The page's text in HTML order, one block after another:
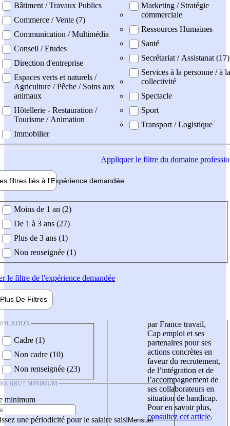
Bâtiment / Travaux Publics
Commerce / Vente (7)
Communication / Multimédia
Conseil / Etudes
Direction d'entreprise
Espaces verts et naturels /
Agriculture / Pêche / Soins aux
animaux
Hôtellerie - Restauration /
Tourisme / Animation
Immobilier
Marketing / Stratégie
commerciale
Ressources Humaines
Santé
Secrétariat / Assistanat (17)
Services à la personne / à la
collectivité
Spectacle
Sport
Transport / Logistique
Appliquerle filtre du domaine
filtres liés à l'Expérience demandée
demandée
Moins de 1 an (2)
De 1 à 3 ans (27)
Plus de 3 ans (1)
Non renseignée (1)
le filtre de l'expérience demandée
Plus De Filtres
Cadre (1)
Non cadre (10)
Non renseignée (23)
BRUT MINIMUM
minimum
une périodicité pour le salaire saisi
par France travail,
Cap emploi et ses
partenaires pour ses
actions concrètes en
faveur du recrutement,
de l’intégration et de
l’accompagnement de
ses collaborateurs en
situation de handicap.
Pour en savoir plus,
consultez cet article.